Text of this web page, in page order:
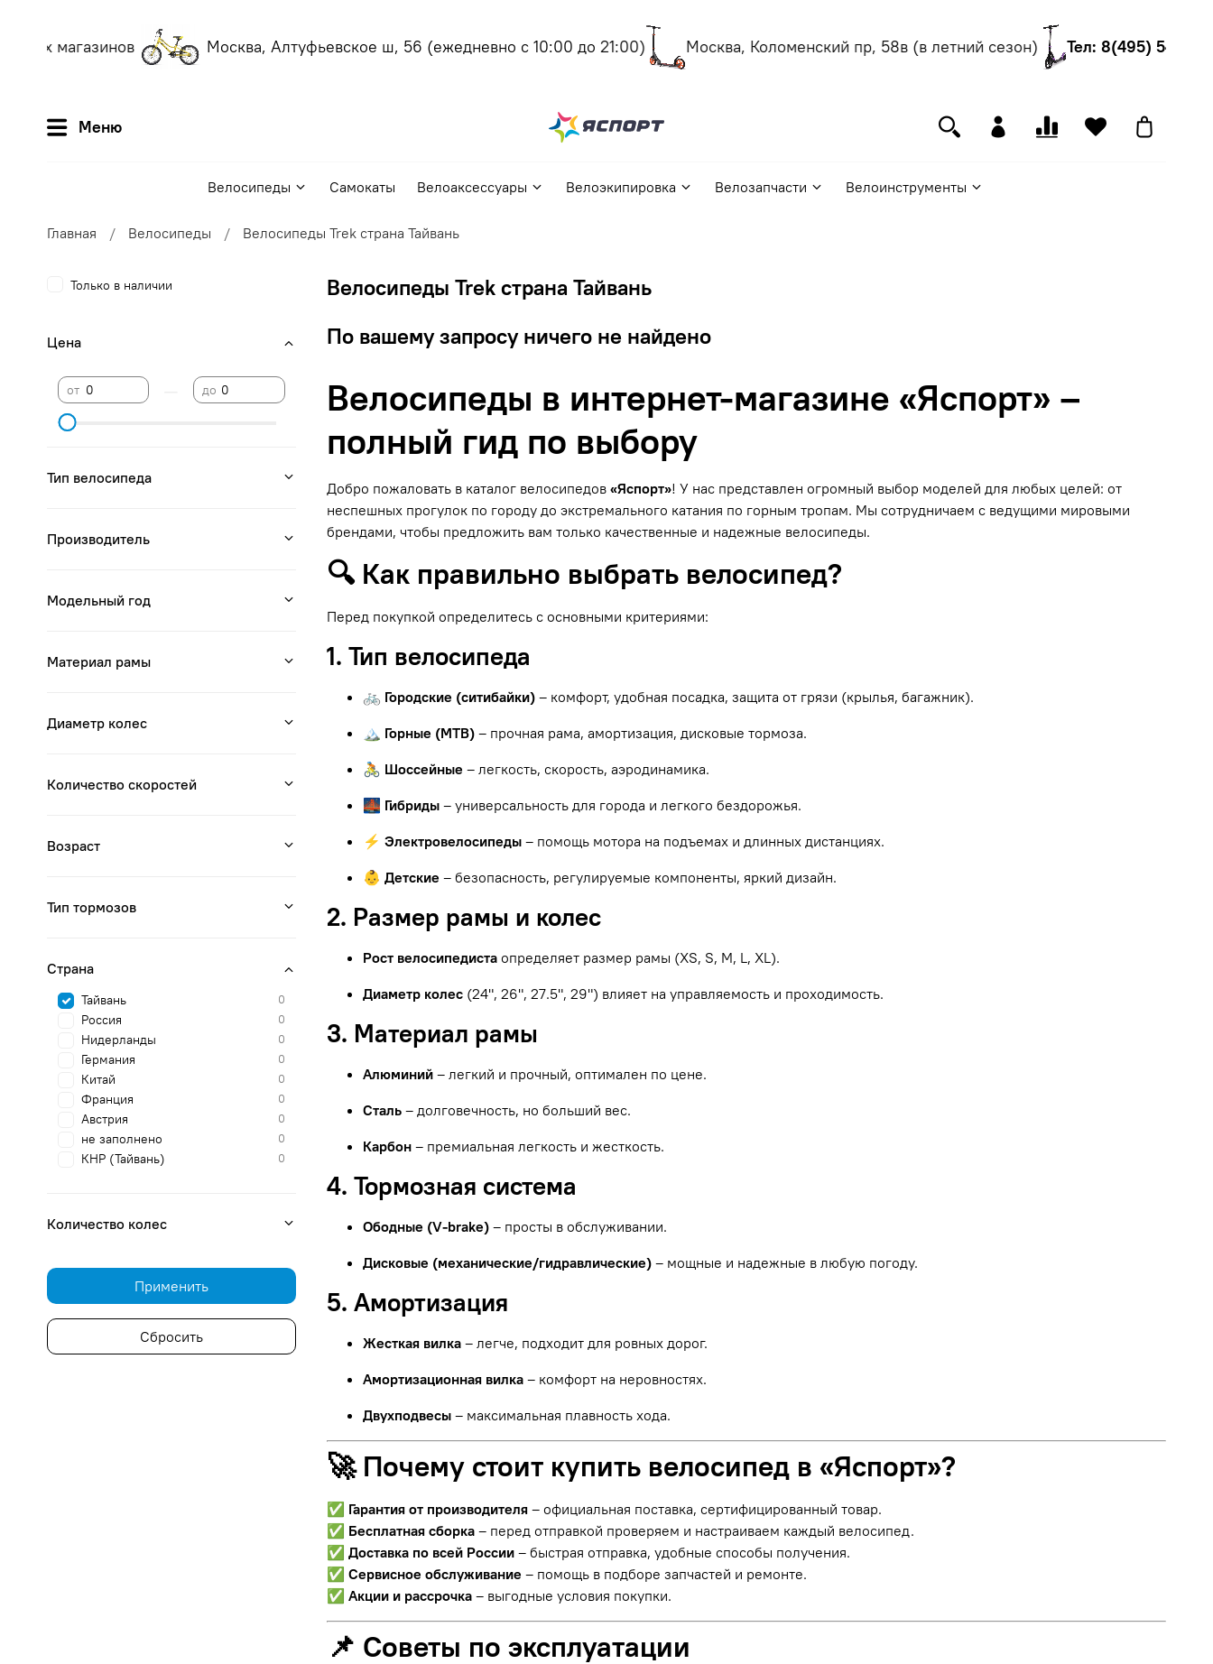
магазинов Москва, Алтуфьевское ш, 56(ежедневно с 10:00 до 21:00) Москва, Коломенский пр, 58в (в летний сезон) Тел: 8(495) 540-55-
Меню
Велосипеды Самокаты Велоаксессуары Велоэкипировка Велозапчасти Велоинструменты
Главная Велосипеды Велосипеды Trek страна Тайвань
Велосипеды Trek страна Тайвань
По вашему запросу ничего не найдено
Велосипеды в интернет-магазине «Яспорт» –
полный гид по выбору
Добро пожаловать в каталог велосипедов «Яспорт»! У нас представлен огромный выбор моделей для любых целей: от
неспешных прогулок по городу до экстремального катания по горным тропам. Мы сотрудничаем с ведущими мировыми
брендами, чтобы предложить вам только качественные и надежные велосипеды.
🔍 Как правильно выбрать велосипед?
Перед покупкой определитесь с основными критериями:
1. Тип велосипеда
🚲 Городские (ситибайки) – комфорт, удобная посадка, защита от грязи (крылья, багажник).
🏔 Горные (MTB) – прочная рама, амортизация, дисковые тормоза.
🚴 Шоссейные – легкость, скорость, аэродинамика.
🌉 Гибриды – универсальность для города и легкого бездорожья.
⚡ Электровелосипеды – помощь мотора на подъемах и длинных дистанциях.
👶 Детские – безопасность, регулируемые компоненты, яркий дизайн.
2. Размер рамы и колес
Рост велосипедиста определяет размер рамы (XS, S, M, L, XL).
Диаметр колес (24", 26", 27.5", 29") влияет на управляемость и проходимость.
3. Материал рамы
Алюминий – легкий и прочный, оптимален по цене.
Сталь – долговечность, но больший вес.
Карбон – премиальная легкость и жесткость.
4. Тормозная система
Ободные (V-brake) – просты в обслуживании.
Дисковые (механические/гидравлические) – мощные и надежные в любую погоду.
5. Амортизация
Жесткая вилка – легче, подходит для ровных дорог.
Амортизационная вилка – комфорт на неровностях.
Двухподвесы – максимальная плавность хода.
🚀 Почему стоит купить велосипед в «Яспорт»?
✅ Гарантия от производителя – официальная поставка, сертифицированный товар.
✅ Бесплатная сборка – перед отправкой проверяем и настраиваем каждый велосипед.
✅ Доставка по всей России – быстрая отправка, удобные способы получения.
✅ Сервисное обслуживание – помощь в подборе запчастей и ремонте.
✅ Акции и рассрочка – выгодные условия покупки.
📌 Советы по эксплуатации
Только в наличии
Цена
от до
Тип велосипеда
Производитель
Модельный год
Материал рамы
Диаметр колес
Количество скоростей
Возраст
Тип тормозов
Страна
Тайвань 0
Россия 0
Нидерланды 0
Германия 0
Китай 0
Франция 0
Австрия 0
не заполнено 0
КНР (Тайвань) 0
Количество колес
Применить
Сбросить